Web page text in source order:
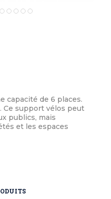
capacité de 6 places.
Ce support vélos peut
publics, mais
et les espaces